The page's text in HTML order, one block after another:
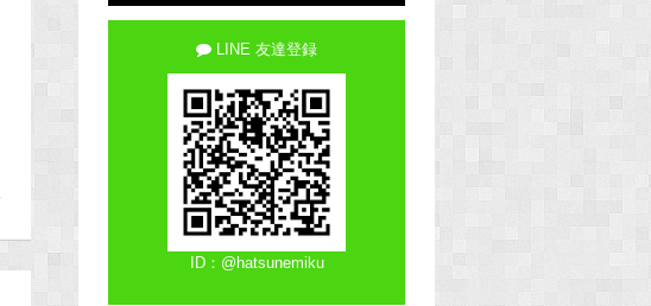
LINE 友達登録
ID：@hatsunemiku